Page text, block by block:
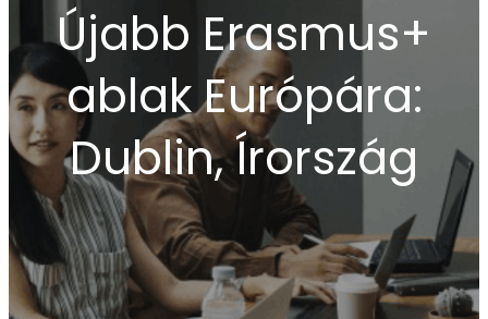
Újabb Erasmus+
ablak Európára:
Dublin, Írország